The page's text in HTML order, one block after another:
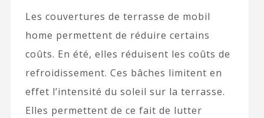
Les couvertures de terrasse de mobil
home permettent de réduire certains
coûts. En été, elles réduisent les coûts de
refroidissement. Ces bâches limitent en
effet l’intensité du soleil sur la terrasse.
Elles permettent de ce fait de lutter